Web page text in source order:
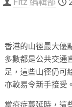
香港的山徑最大優
多數都是公共交通
足，這些山徑仍可
亦較易令新手接受。
當疫症蔓延時，這